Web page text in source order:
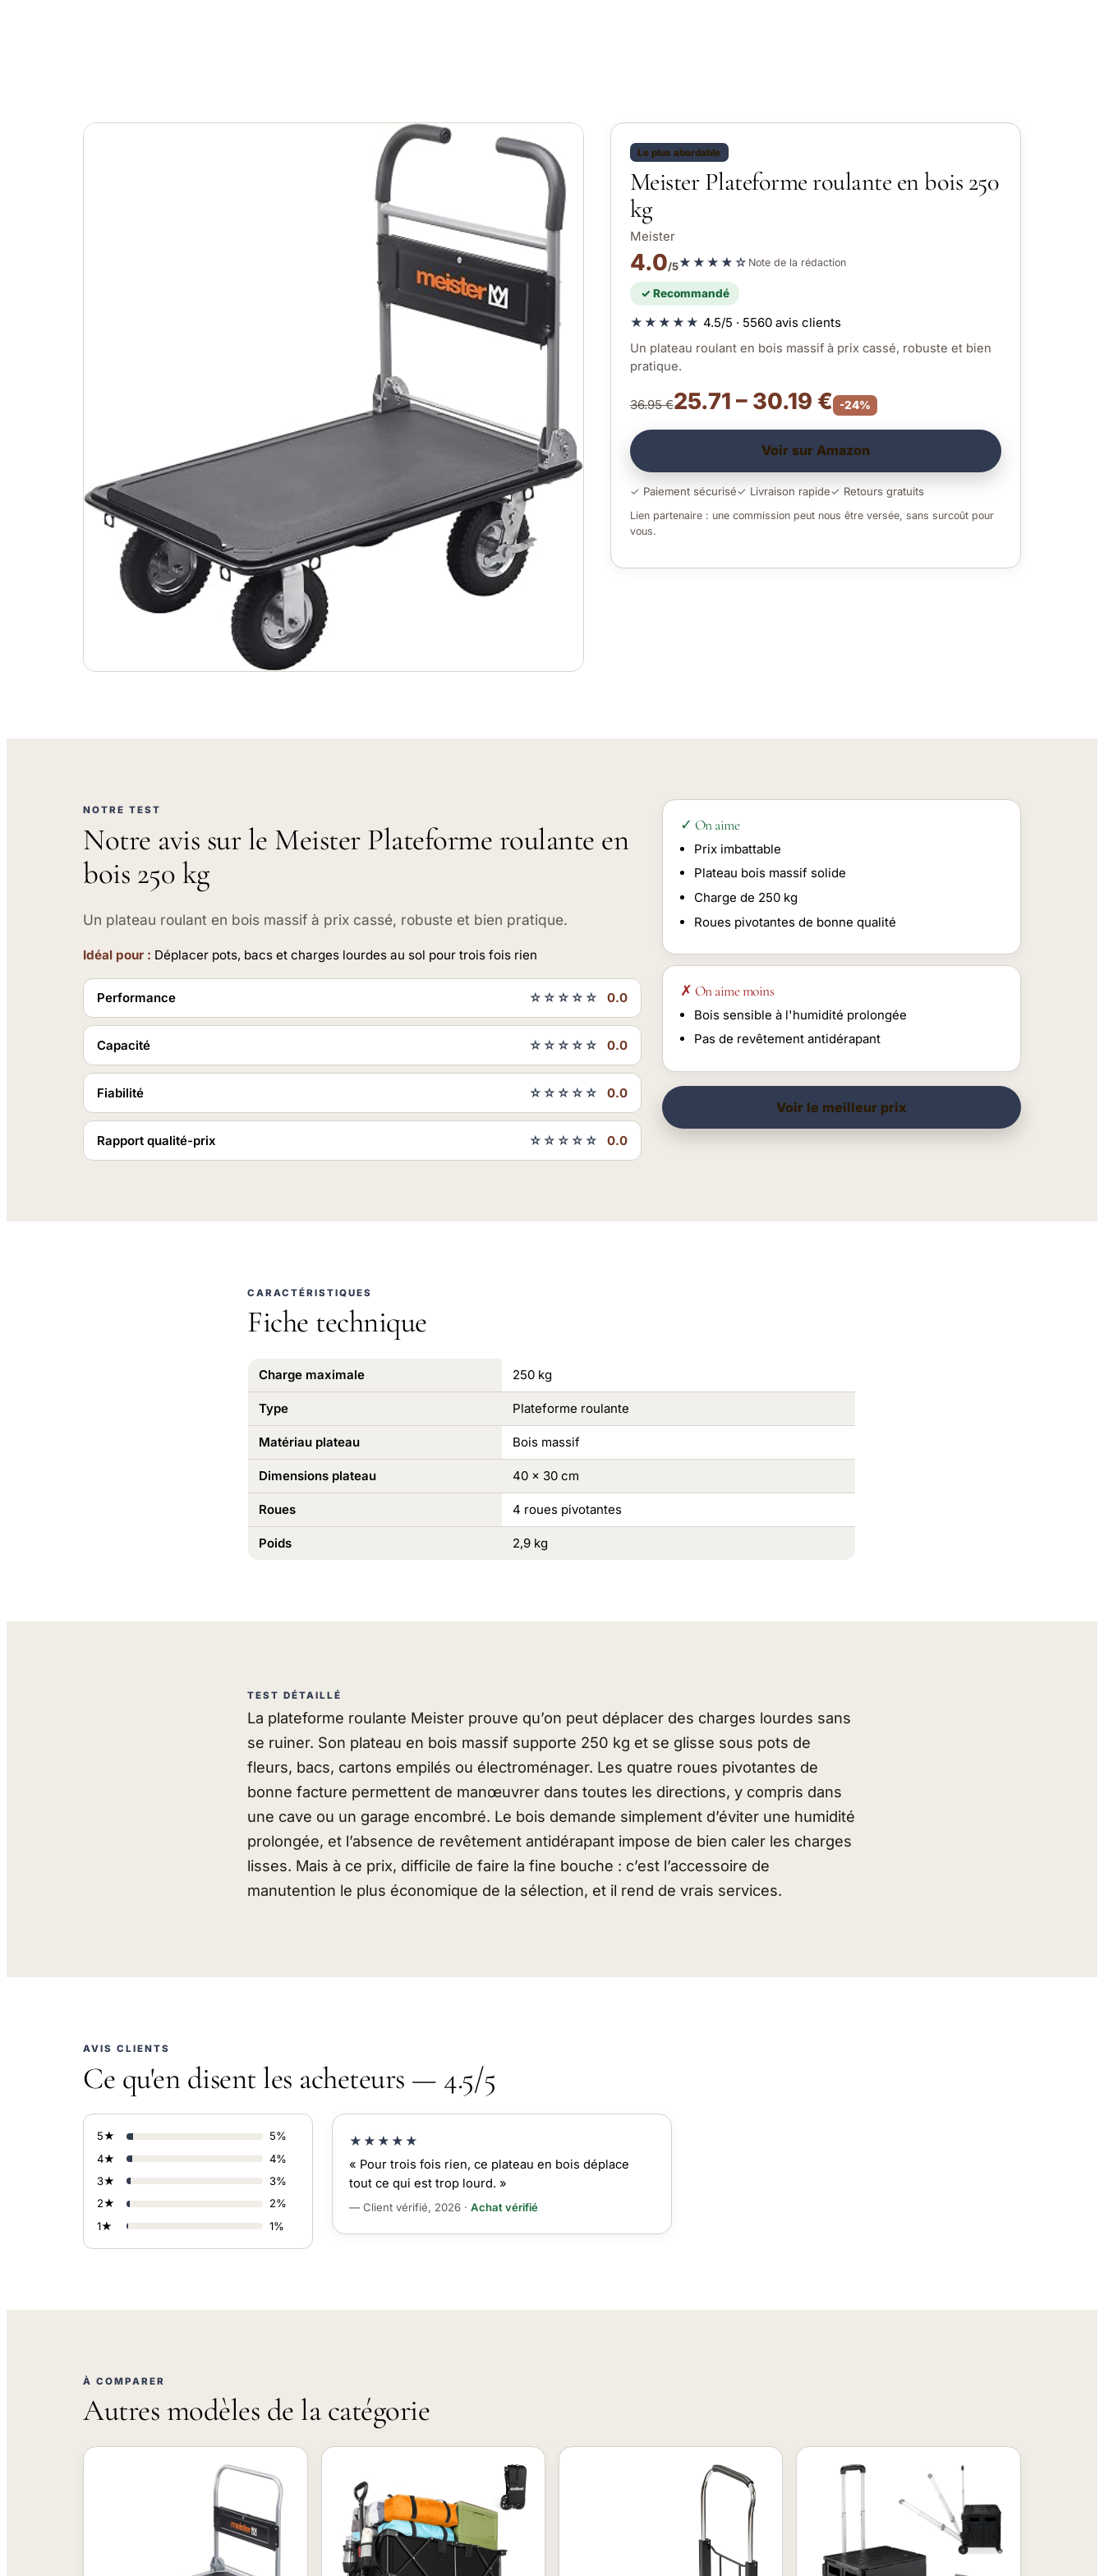
Le plus abordable
Meister Plateforme roulante en bois 250
kg
Meister
4.0/5★★★★☆ Note de la rédaction
✓ Recommandé
★★★★★ 4.5/5 · 5560 avis clients
Un plateau roulant en bois massif à prix cassé, robuste et bien
pratique.
36.95 €25.71 – 30.19 € -24%
Voir sur Amazon
✓ Paiement sécurisé✓ Livraison rapide✓ Retours gratuits
Lien partenaire : une commission peut nous être versée, sans surcoût pour
vous.
NOTRE TEST
Notre avis sur le Meister Plateforme roulante en
bois 250 kg
Un plateau roulant en bois massif à prix cassé, robuste et bien pratique.
Idéal pour : Déplacer pots, bacs et charges lourdes au sol pour trois fois rien
Performance ☆☆☆☆☆ 0.0
Capacité ☆☆☆☆☆ 0.0
Fiabilité ☆☆☆☆☆ 0.0
Rapport qualité-prix ☆☆☆☆☆ 0.0
✓ On aime
Prix imbattable
Plateau bois massif solide
Charge de 250 kg
Roues pivotantes de bonne qualité
✗ On aime moins
Bois sensible à l'humidité prolongée
Pas de revêtement antidérapant
Voir le meilleur prix
CARACTÉRISTIQUES
Fiche technique
Charge maximale 250 kg
Type Plateforme roulante
Matériau plateau Bois massif
Dimensions plateau 40 x 30 cm
Roues 4 roues pivotantes
Poids 2,9 kg
TEST DÉTAILLÉ
La plateforme roulante Meister prouve qu’on peut déplacer des charges lourdes sans
se ruiner. Son plateau en bois massif supporte 250 kg et se glisse sous pots de
fleurs, bacs, cartons empilés ou électroménager. Les quatre roues pivotantes de
bonne facture permettent de manœuvrer dans toutes les directions, y compris dans
une cave ou un garage encombré. Le bois demande simplement d’éviter une humidité
prolongée, et l’absence de revêtement antidérapant impose de bien caler les charges
lisses. Mais à ce prix, difficile de faire la fine bouche : c’est l’accessoire de
manutention le plus économique de la sélection, et il rend de vrais services.
AVIS CLIENTS
Ce qu'en disent les acheteurs — 4.5/5
5★
5%
4★
4%
3★
3%
2★
2%
1★
1%
★★★★★
« Pour trois fois rien, ce plateau en bois déplace
tout ce qui est trop lourd. »
— Client vérifié, 2026 ·Achat vérifié
À COMPARER
Autres modèles de la catégorie